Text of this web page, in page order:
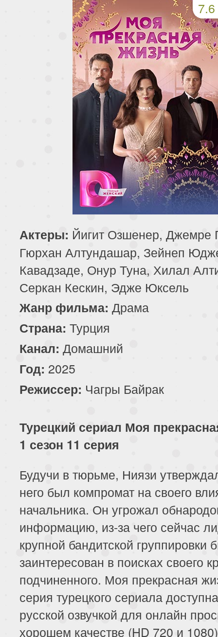
54 серия
55 серия
58 серия
59 серия
62 серия
63 серия
66 серия
67 серия
70 серия
71 серия
74 серия
75 серия
78 серия
79 серия
82 серия
83 серия
86 серия
87 серия
89 серия
91 серия
93 серия
94 серия
95 серия
97 серия
7.6
Актеры: Йигит Озшенер, Джемре
Гюрхан Алтундашар, Зейнеп
Кавадзаде, Онур Туна, Хилал
Серкан Кескин, Эдже Юксель
Жанр фильма: Драма
Страна: Турция
Канал: Домашний
Год: 2025
Режиссер: Чагры Байрак
Турецкий сериал Моя
1 сезон 11 серия
Будучи в тюрьме, Ниязи
него был компромат на своего
начальника. Он угрожал
информацию, из-за чего сейчас
крупной бандитской группировки
заинтересован в поисках своего
подчиненного. Моя прекрасная
серия турецкого сериала
русской озвучкой для онлайн
хорошем качестве (HD 720 и 1080)